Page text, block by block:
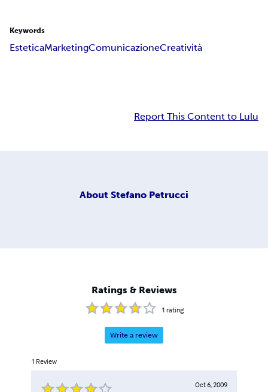
Keywords
EsteticaMarketingComunicazioneCreatività
Report This Content to Lulu
About Stefano Petrucci
Ratings & Reviews
1 rating
Write a review
1 Review
Oct 6, 2009